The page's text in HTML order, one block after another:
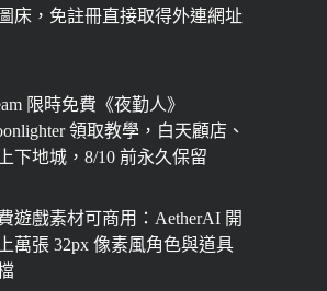
床，免註冊直接取得外連網址
限時免費《夜勤人》
領取教學，白天顧店、
下地城，8/10 前永久保留
遊戲素材可商用：AetherAI 開
萬張 32px 像素風角色與道具